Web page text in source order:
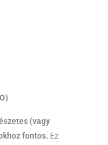
(vagy
fontos. Ez